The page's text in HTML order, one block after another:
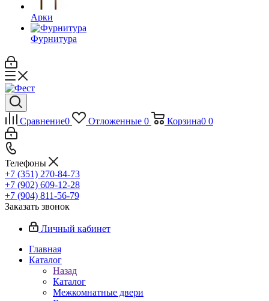
Арки
Фурнитура
Сравнение0 Отложенные 0 Корзина0 0
Телефоны
+7 (351) 270-84-73
+7 (902) 609-12-28
+7 (904) 811-56-79
Заказать звонок
Личный кабинет
Главная
Каталог
Назад
Каталог
Межкомнатные двери